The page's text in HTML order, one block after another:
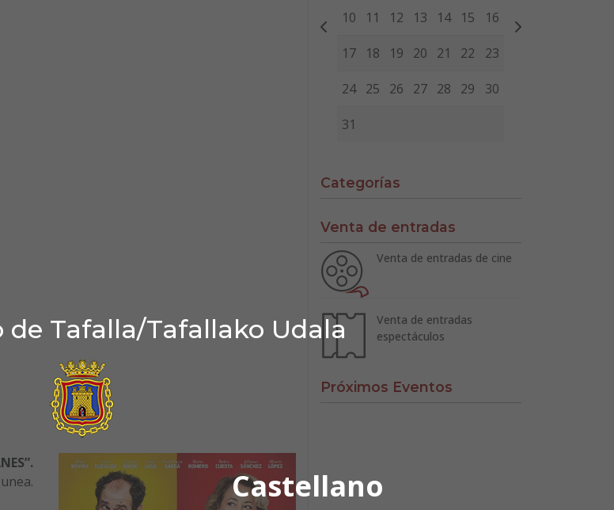
Tafalla/Tafallako Udala
Castellano
10 11 12 13 14 15 16
17 18 19 20 21 22 23
24 25 26 27 28 29 30
31
Categorías
Venta de entradas
Venta de entradas de cine
Venta de entradas
espectáculos
Próximos Eventos